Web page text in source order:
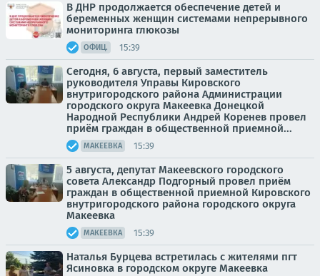
В ДНР продолжается обеспечение детей и
беременных женщин системами непрерывного
мониторинга глюкозы
ОФИЦ. 15:39
Сегодня, 6 августа, первый заместитель
руководителя Управы Кировского
внутригородского района Администрации
городского округа Макеевка Донецкой
Народной Республики Андрей Коренев провел
приём граждан в общественной приемной...
МАКЕЕВКА 15:39
5 августа, депутат Макеевского городского
совета Александр Подгорный провел приём
граждан в общественной приемной Кировского
внутригородского района городского округа
Макеевка
МАКЕЕВКА 15:39
Наталья Бурцева встретилась с жителями пгт
Ясиновка в городском округе Макеевка